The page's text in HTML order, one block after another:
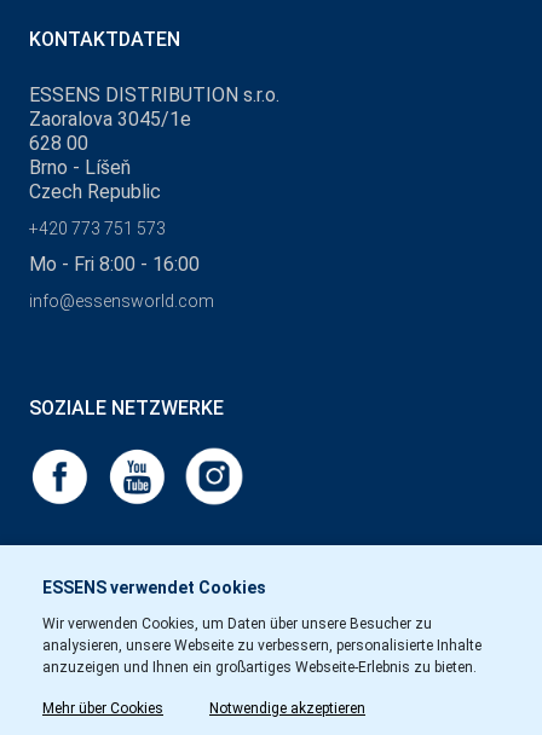
ESSENS verwendet Cookies
Wir verwenden Cookies, um Daten über unsere Besucher zu
analysieren, unsere Webseite zu verbessern, personalisierte Inhalte
anzuzeigen und Ihnen ein großartiges Webseite-Erlebnis zu bieten.
Mehr über Cookies Notwendige akzeptieren
KONTAKTDATEN
ESSENS DISTRIBUTION s.r.o.
Zaoralova 3045/1e
628 00
Brno - Líšeň
Czech Republic
+420 773 751 573
Mo - Fri 8:00 - 16:00
info@essensworld.com
SOZIALE NETZWERKE